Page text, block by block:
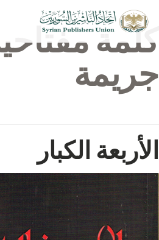
كلمة
جريمة
الأربعة الكبار